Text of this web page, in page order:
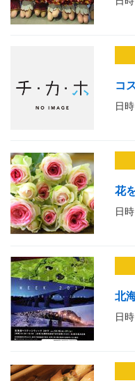
コ
日
花
日
北
日